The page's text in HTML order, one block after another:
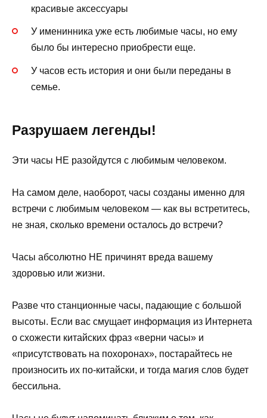
красивые аксессуары
У именинника уже есть любимые часы, но ему
было бы интересно приобрести еще.
У часов есть история и они были переданы в
семье.
Разрушаем легенды!
Эти часы НЕ разойдутся с любимым человеком.
На самом деле, наоборот, часы созданы именно для
встречи с любимым человеком — как вы встретитесь,
не зная, сколько времени осталось до встречи?
Часы абсолютно НЕ причинят вреда вашему
здоровью или жизни.
Разве что станционные часы, падающие с большой
высоты. Если вас смущает информация из Интернета
о схожести китайских фраз «верни часы» и
«присутствовать на похоронах», постарайтесь не
произносить их по-китайски, и тогда магия слов будет
бессильна.